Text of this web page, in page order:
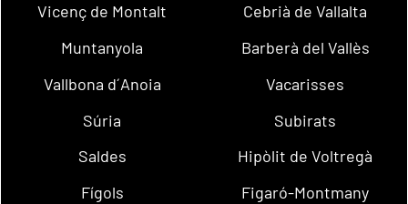
Vicenç de Montalt
Cebrià de Vallalta
Muntanyola
Barberà del Vallès
Vallbona d´Anoia
Vacarisses
Súria
Subirats
Saldes
Hipòlit de Voltregà
Fígols
Figaró-Montmany